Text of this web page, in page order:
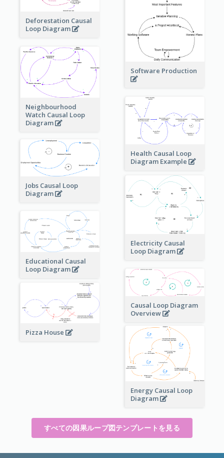
Deforestation Causal
Loop Diagram
Software Production
Neighbourhood
Watch Causal Loop
Diagram
Health Causal Loop
Diagram Example
Jobs Causal Loop
Diagram
Electricity Causal
Loop Diagram
Educational Causal
Loop Diagram
Causal Loop Diagram
Overview
Pizza House
Energy Causal Loop
Diagram
すべての因果ループ図テンプレートを見る